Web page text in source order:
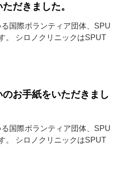
だきました。
国際ボランティア団体、SPU
。 シロノクリニックはSPUT
お手紙をいただきまし
国際ボランティア団体、SPU
。 シロノクリニックはSPUT